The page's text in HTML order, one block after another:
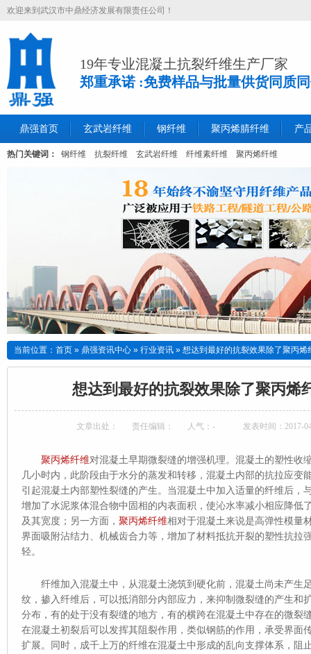
欢迎来到武汉市中鼎经济发展有限责任公司！
19年专业混凝土抗裂纤维生产厂家
郑重承诺 :免费样品与批量供货同质
鼎强首页 玄武岩纤维 钢纤维 聚丙烯腈纤维 产
热门关键词： 钢纤维 抗裂纤维 玄武岩纤维 纤维素纤维 聚丙烯纤维
当前位置： 首页 » 鼎强资讯中心 » 行业资讯 » 想达到最好的抗裂效果除了聚丙烯
想达到最好的抗裂效果除了聚丙烯
文章出处： 责任编辑： 人气： - 发表时间：2017-
聚丙烯纤维对混凝土早期微裂缝的增强机理。混凝土的塑性收
几小时内，此阶段由于水分的蒸发和转移，混凝土内部的抗拉应变
引起混凝土内部塑性裂缝的产生。当混凝土中加入适量的纤维后，
增加了水泥浆体混合物中固相的内表面积，使沁水率减小相应降低
及其宽度；另一方面， 聚丙烯纤维相对于混凝土来说是高弹性模量
界面吸附沾结力、机械齿合力等，增加了材料抵抗开裂的塑性抗拉
轻。
纤维加入混凝土中，从混凝土浇筑到硬化前，混凝土尚未产生
纹，掺入纤维后，可以抵消部分内部应力，来抑制微裂缝的产生和
分布，有的处于没有裂缝的地方，有的横跨在混凝土中存在的微裂
在混凝土初裂后可以发挥其阻裂作用，类似钢筋的作用，承受界面
扩展。同时，成千上万的纤维在混凝土中形成的乱向支撑体系，阻